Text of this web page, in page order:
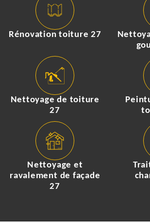
Rénovation toiture 27
Nettoyage de toiture
27
Nettoyage et
ravalement de façade
27